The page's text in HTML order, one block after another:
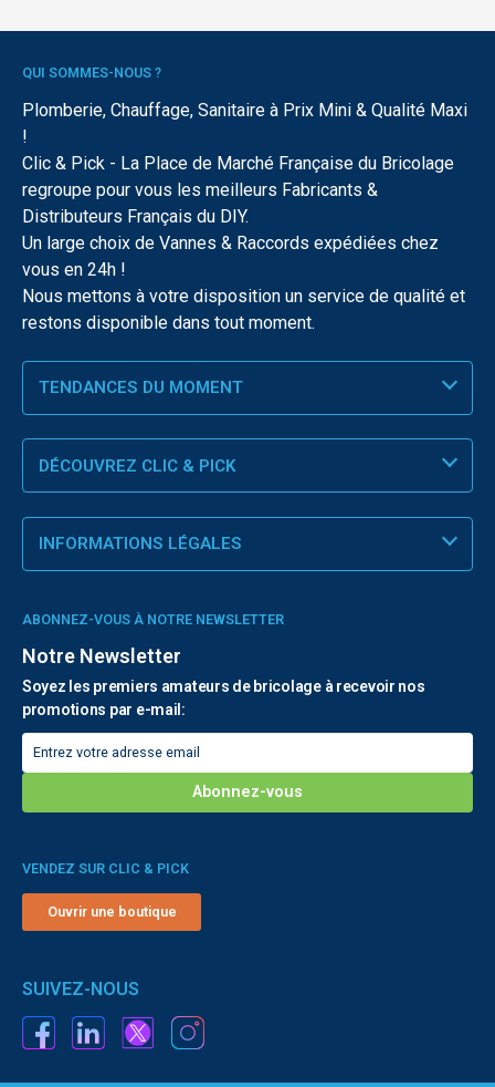
QUI SOMMES-NOUS ?
Plomberie, Chauffage, Sanitaire à Prix Mini & Qualité Maxi
!
Clic & Pick - La Place de Marché Française du Bricolage
regroupe pour vous les meilleurs Fabricants &
Distributeurs Français du DIY.
Un large choix de Vannes & Raccords expédiées chez
vous en 24h !
Nous mettons à votre disposition un service de qualité et
restons disponible dans tout moment.
TENDANCES DU MOMENT
DÉCOUVREZ CLIC & PICK
INFORMATIONS LÉGALES
ABONNEZ-VOUS À NOTRE NEWSLETTER
Notre Newsletter
Soyez les premiers amateurs de bricolage à recevoir nos
promotions par e-mail:
VENDEZ SUR CLIC & PICK
Ouvrir une boutique
SUIVEZ-NOUS